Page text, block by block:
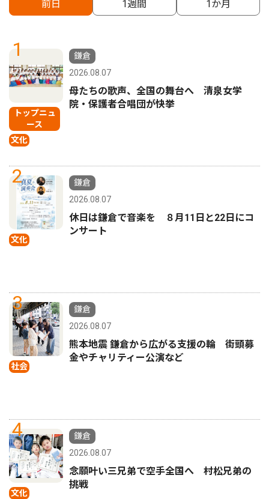
前日 1週間 1か月
1
トップニュ
ース
文化
鎌倉
2026.08.07
母たちの歌声、全国の舞台へ 清泉女学
院・保護者合唱団が快挙
2
文化
鎌倉
2026.08.07
休日は鎌倉で音楽を ８月11日と22日にコ
ンサート
3
社会
鎌倉
2026.08.07
熊本地震 鎌倉から広がる支援の輪 街頭募
金やチャリティー公演など
4
文化
鎌倉
2026.08.07
念願叶い三兄弟で空手全国へ 村松兄弟の
挑戦